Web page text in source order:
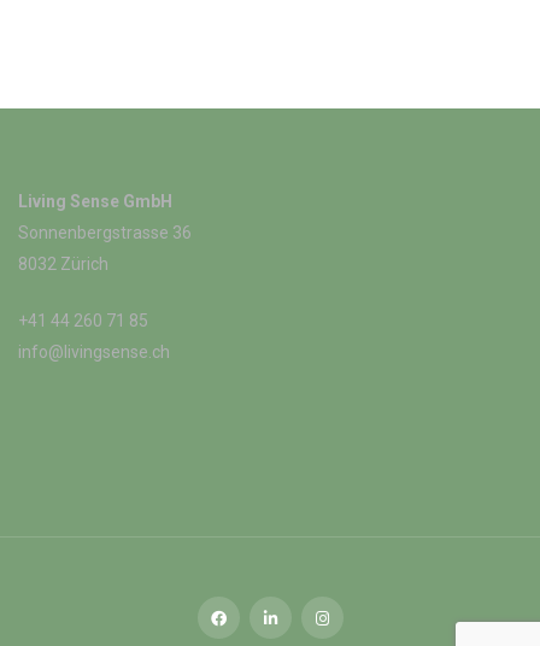
Living Sense GmbH
Sonnenbergstrasse 36
8032 Zürich
+41 44 260 71 85
info@livingsense.ch